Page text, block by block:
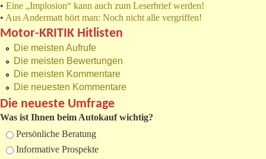
• Eine „Implosion“ kann auch zum Leserbrief werden!
• Aus Andermatt hört man: Noch nicht alle vergriffen!
Motor-KRITIK Hitlisten
Die meisten Aufrufe
Die meisten Bewertungen
Die meisten Kommentare
Die neuesten Kommentare
Die neueste Umfrage
Was ist Ihnen beim Autokauf wichtig?
Auswahlmöglichkeiten
Persönliche Beratung
Informative Prospekte